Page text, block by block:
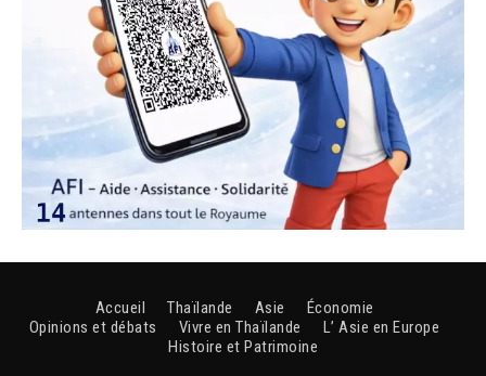
Accueil Thaïlande Asie
Économie
Opinions et débats
Vivre en Thaïlande
L’ Asie en Europe
Histoire et Patrimoine